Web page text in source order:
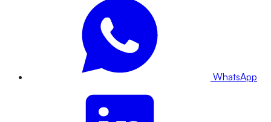
WhatsApp